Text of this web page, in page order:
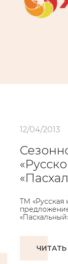
12/04/2013
ТМ «Русская